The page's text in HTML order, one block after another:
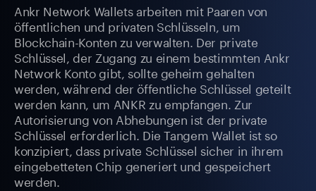
Ankr Network Wallets arbeiten mit Paaren von
öffentlichen und privaten Schlüsseln, um
Blockchain-Konten zu verwalten. Der private
Schlüssel, der Zugang zu einem bestimmten Ankr
Network Konto gibt, sollte geheim gehalten
werden, während der öffentliche Schlüssel geteilt
werden kann, um ANKR zu empfangen. Zur
Autorisierung von Abhebungen ist der private
Schlüssel erforderlich. Die Tangem Wallet ist so
konzipiert, dass private Schlüssel sicher in ihrem
eingebetteten Chip generiert und gespeichert
werden.